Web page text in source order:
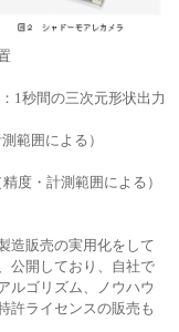
1秒間の三次元形状出力
範囲による）
度・計測範囲による）
造販売の実用化をして
公開しており、自社で
ルゴリズム、ノウハウ
許ライセンスの販売も